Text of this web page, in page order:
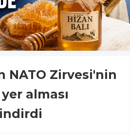
NATO Zirvesi'nin
alması